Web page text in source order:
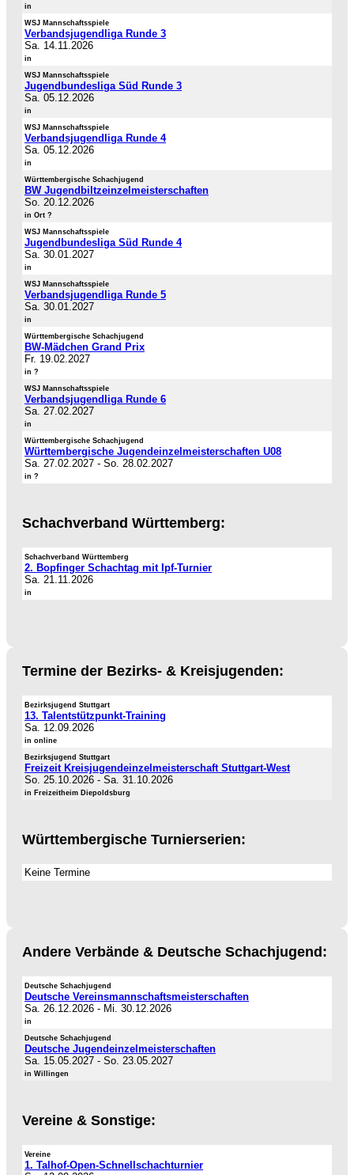
in
WSJ Mannschaftsspiele
Verbandsjugendliga Runde 3
Sa. 14.11.2026
in
WSJ Mannschaftsspiele
Jugendbundesliga Süd Runde 3
Sa. 05.12.2026
in
WSJ Mannschaftsspiele
Verbandsjugendliga Runde 4
Sa. 05.12.2026
in
Württembergische Schachjugend
BW Jugendbiltzeinzelmeisterschaften
So. 20.12.2026
in Ort ?
WSJ Mannschaftsspiele
Jugendbundesliga Süd Runde 4
Sa. 30.01.2027
in
WSJ Mannschaftsspiele
Verbandsjugendliga Runde 5
Sa. 30.01.2027
in
Württembergische Schachjugend
BW-Mädchen Grand Prix
Fr. 19.02.2027
in ?
WSJ Mannschaftsspiele
Verbandsjugendliga Runde 6
Sa. 27.02.2027
in
Württembergische Schachjugend
Württembergische Jugendeinzelmeisterschaften U08
Sa. 27.02.2027 - So. 28.02.2027
in ?
Schachverband Württemberg:
Schachverband Württemberg
2. Bopfinger Schachtag mit Ipf-Turnier
Sa. 21.11.2026
in
Termine der Bezirks- & Kreisjugenden:
Bezirksjugend Stuttgart
13. Talentstützpunkt-Training
Sa. 12.09.2026
in online
Bezirksjugend Stuttgart
Freizeit Kreisjugendeinzelmeisterschaft Stuttgart-West
So. 25.10.2026 - Sa. 31.10.2026
in Freizeitheim Diepoldsburg
Württembergische Turnierserien:
Keine Termine
Andere Verbände & Deutsche Schachjugend:
Deutsche Schachjugend
Deutsche Vereinsmannschaftsmeisterschaften
Sa. 26.12.2026 - Mi. 30.12.2026
in
Deutsche Schachjugend
Deutsche Jugendeinzelmeisterschaften
Sa. 15.05.2027 - So. 23.05.2027
in Willingen
Vereine & Sonstige:
Vereine
1. Talhof-Open-Schnellschachturnier